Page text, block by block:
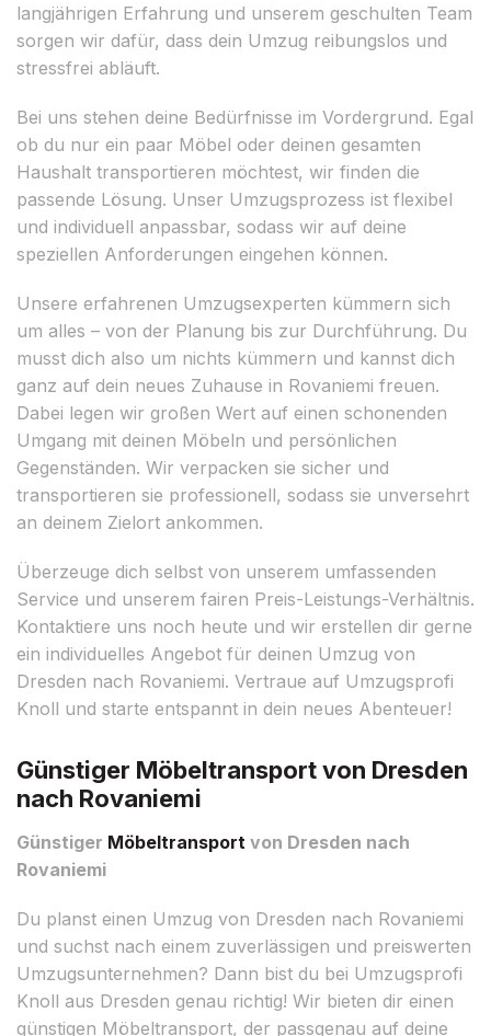
langjährigen Erfahrung und unserem geschulten Team
sorgen wir dafür, dass dein Umzug reibungslos und
stressfrei abläuft.
Bei uns stehen deine Bedürfnisse im Vordergrund. Egal
ob du nur ein paar Möbel oder deinen gesamten
Haushalt transportieren möchtest, wir finden die
passende Lösung. Unser Umzugsprozess ist flexibel
und individuell anpassbar, sodass wir auf deine
speziellen Anforderungen eingehen können.
Unsere erfahrenen Umzugsexperten kümmern sich
um alles – von der Planung bis zur Durchführung. Du
musst dich also um nichts kümmern und kannst dich
ganz auf dein neues Zuhause in Rovaniemi freuen.
Dabei legen wir großen Wert auf einen schonenden
Umgang mit deinen Möbeln und persönlichen
Gegenständen. Wir verpacken sie sicher und
transportieren sie professionell, sodass sie unversehrt
an deinem Zielort ankommen.
Überzeuge dich selbst von unserem umfassenden
Service und unserem fairen Preis-Leistungs-Verhältnis.
Kontaktiere uns noch heute und wir erstellen dir gerne
ein individuelles Angebot für deinen Umzug von
Dresden nach Rovaniemi. Vertraue auf Umzugsprofi
Knoll und starte entspannt in dein neues Abenteuer!
Günstiger Möbeltransport von Dresden
nach Rovaniemi
Günstiger Möbeltransport von Dresden nach
Rovaniemi
Du planst einen Umzug von Dresden nach Rovaniemi
und suchst nach einem zuverlässigen und preiswerten
Umzugsunternehmen? Dann bist du bei Umzugsprofi
Knoll aus Dresden genau richtig! Wir bieten dir einen
günstigen Möbeltransport, der passgenau auf deine